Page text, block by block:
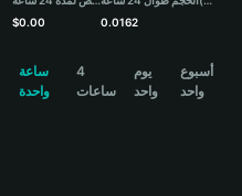
$0.00
0.0162
ساعة
واحدة
4
ساعات
يوم
واحد
أسبوع
واحد